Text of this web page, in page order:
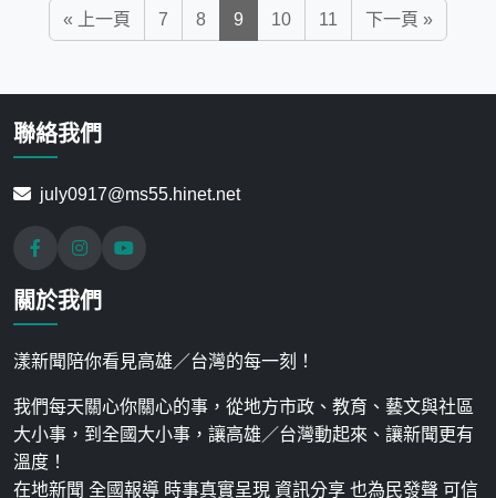
« 上一頁 7 8 9 10 11 下一頁 »
聯絡我們
july0917@ms55.hinet.net
關於我們
漾新聞陪你看見高雄／台灣的每一刻！
我們每天關心你關心的事，從地方市政、教育、藝文與社區
大小事，到全國大小事，讓高雄／台灣動起來、讓新聞更有
溫度！
在地新聞 全國報導 時事真實呈現 資訊分享 也為民發聲 可信